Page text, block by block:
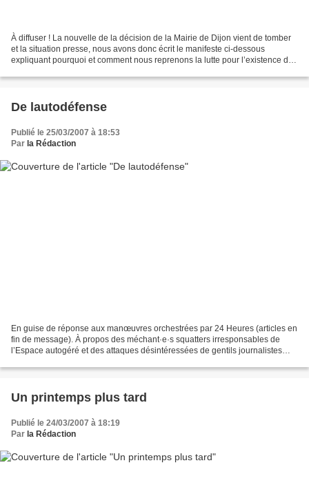
À diffuser ! La nouvelle de la décision de la Mairie de Dijon vient de tomber
et la situation presse, nous avons donc écrit le manifeste ci-dessous
expliquant pourquoi et comment nous reprenons la lutte pour l’existence du
De lautodéfense
Publié le 25/03/2007 à 18:53
Par la Rédaction
En guise de réponse aux manœuvres orchestrées par 24 Heures (articles en
fin de message). À propos des méchant·e·s squatters irresponsables de
l’Espace autogéré et des attaques désintéressées de gentils journalistes
Un printemps plus tard
Publié le 24/03/2007 à 18:19
Par la Rédaction